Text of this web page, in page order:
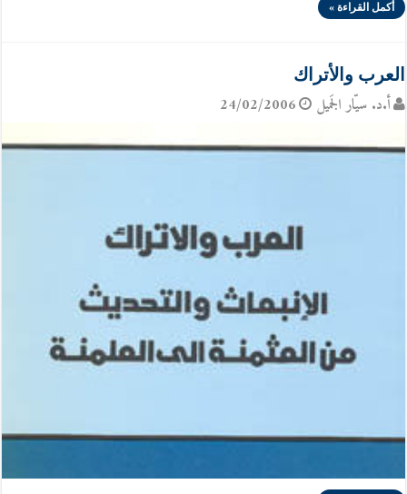
أكمل القراءة »
العرب والأتراك
أ.د. سيّار الجَميل 24/02/2006